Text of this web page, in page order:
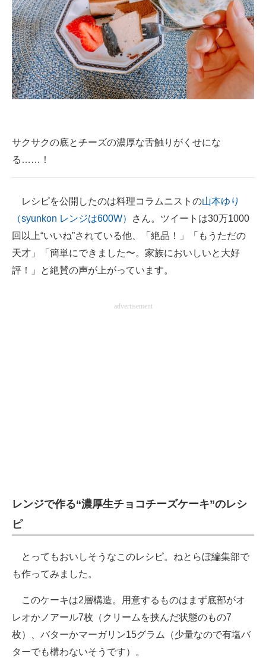
建設×テクノロジーの最前線
ちょっと気になるネットの話題
サクサクの底とチーズの濃厚な舌触りがくせにな
る……！
レシピを公開したのは料理コラムニストの山本ゆり
（syunkon レンジは600W）
さん。ツイートは30万1000
回以上“いいね”されている他、「絶品！」「もうただの
天才」「簡単にできました〜。家族においしいと大好
評！」と絶賛の声が上がっています。
advertisement
レンジで作る“濃厚生チョコチーズケーキ”のレシ
ピ
とってもおいしそうなこのレシピ。ねとらぼ編集部で
も作ってみました。
このケーキは2層構造。用意するものはまず底部がオ
レオかノアール7枚（クリームを挟んだ状態のもの7
枚）、バターかマーガリン15グラム（少量なので有塩バ
ターでも構わないそうです）。